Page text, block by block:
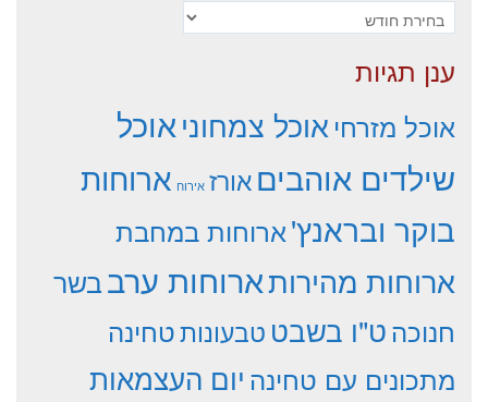
ענן תגיות
אוכל מזרחי אוכל צמחוניאוכל
שילדים אוהביםאורז אירוח ארוחות
בוקר ובראנץ'ארוחות במחבת
ארוחות מהירותארוחות ערבבשר
חנוכהט"ו בשבט טבעונותטחינה
מתכונים עם טחינה יום העצמאות